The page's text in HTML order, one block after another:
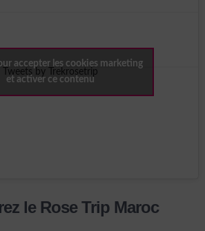
Tweets by Trekrosetrip
accepter les cookies marketing
et activer ce contenu
le Rose Trip Maroc